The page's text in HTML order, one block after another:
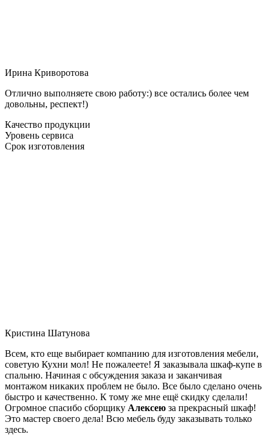
Ирина Криворотова
Отлично выполняете свою работу:) все остались более чем
довольны, респект!)
Качество продукции
Уровень сервиса
Срок изготовления
Кристина Шатунова
Всем, кто еще выбирает компанию для изготовления мебели,
советую Кухни мол! Не пожалеете! Я заказывала шкаф-купе в
спальню. Начиная с обсуждения заказа и заканчивая
монтажом никаких проблем не было. Все было сделано очень
быстро и качественно. К тому же мне ещё скидку сделали!
Огромное спасибо сборщику Алексею за прекрасный шкаф!
Это мастер своего дела! Всю мебель буду заказывать только
здесь.